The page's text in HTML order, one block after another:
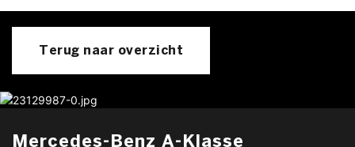
Terug naar overzicht
Mercedes-Benz A-Klasse